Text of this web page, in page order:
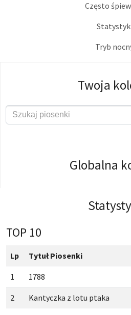
Często
Tryb
Twoja
Globalna
TOP 10
Lp Tytuł Piosenki
1 1788
2 Kantyczka z lotu ptaka